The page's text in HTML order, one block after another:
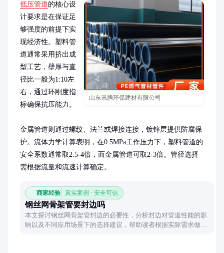
山东讯腾环保建材有限公司
低压管道的核心设
计要求是在保证足
够强度的前提下实
现经济性。塑料管
道通常采用挤出成
型工艺，壁厚与直
径比一般为1:10左
右，通过环刚度指
标确保抗压能力。
金属管道则通过螺纹、法兰或焊接连接，镀锌层提供防腐保
护。流体力学计算表明，在0.5MPa工作压力下，塑料管道的
安全系数通常取2.5-4倍，而金属管道可取2-3倍。管径选择
需根据流量和流速计算确定。
商家经验 真实案例 · 安全可信
钢丝网骨架管要封边吗
本文探讨钢丝网骨架管封边的必要性，分析封边对管道性能的影
响以及不同应用场景下的选择建议，帮助读者根据实际需求做出